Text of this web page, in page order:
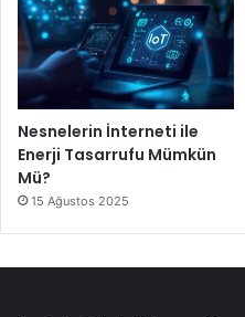
Nesnelerin İnterneti ile
Enerji Tasarrufu Mümkün
Mü?
15 Ağustos 2025